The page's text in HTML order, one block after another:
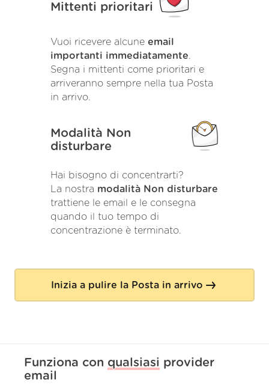
Mittenti prioritari
Vuoi ricevere alcune email
importanti immediatamente.
Segna i mittenti come prioritari e
arriveranno sempre nella tua Posta
in arrivo.
Modalità Non
disturbare
Hai bisogno di concentrarti?
La nostra modalità Non disturbare
trattiene le email e le consegna
quando il tuo tempo di
concentrazione è terminato.
Inizia a pulire la Posta in arrivo
Funziona con qualsiasi provider
email